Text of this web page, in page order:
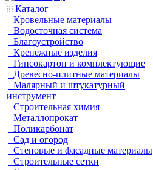
Каталог
Кровельные материалы
Водосточная система
Благоустройство
Крепежные изделия
Гипсокартон и комплектующие
Древесно-плитные материалы
Малярный и штукатурный
инструмент
Строительная химия
Металлопрокат
Поликарбонат
Сад и огород
Стеновые и фасадные материалы
Строительные сетки